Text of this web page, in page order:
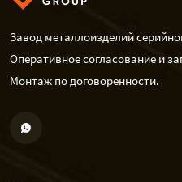
Завод металлоизделий
Оперативное согласование и
Монтаж по договоренности.